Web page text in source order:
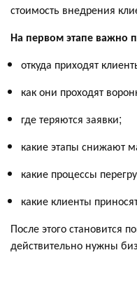
стоимость внедрения
На первом этапе важно
откуда приходят
как они проходят
где теряются заявки;
какие этапы снижают
какие процессы
какие клиенты
После этого становится
действительно нужны